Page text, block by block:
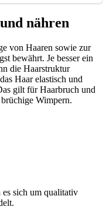
nähren
von Haaren sowie zur
bewährt. Je besser ein
die Haarstruktur
Haar elastisch und
gilt für Haarbruch und
Wimpern.
sich um qualitativ